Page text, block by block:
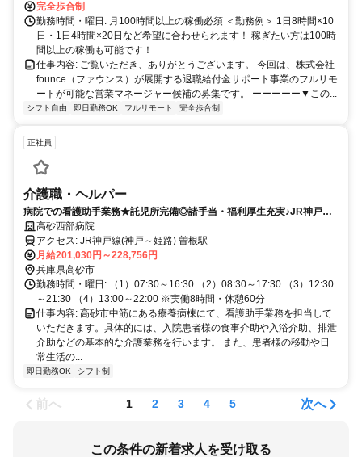
完全歩合制
勤務時間・曜日: 月100時間以上の稼働必須 ＜勤務例＞ 1日8時間×10
日・1日4時間×20日など希望に合わせられます！ 稼ぎたい方は100時
間以上の稼働も可能です！
仕事内容: ご覧いただき、ありがとうございます。 今回は、株式会社
founce（ファウンス）が展開する退職給付金サポート事業のフルリモ
ートが可能な営業マネージャー候補の募集です。 ーーーーー▼この...
シフト自由 即日勤務OK フルリモート 完全歩合制
正社員
介護職・ヘルパー
病院での看護助手業務★託児所完備◎諸手当・福利厚生充実♪JR神戸線
「曽根駅」より徒歩7分！マイカー通勤OKで通勤ラクラク◎
高砂西部病院
アクセス: JR神戸線(神戸～姫路) 曽根駅
月給201,030円～228,756円
兵庫県高砂市
勤務時間・曜日: （1）07:30～16:30 （2）08:30～17:30 （3）12:30
～21:30 （4）13:00～22:00 ※実働8時間・休憩60分
仕事内容: 高砂市中筋にある療養病棟にて、看護助手業務を担当して
いただきます。具体的には、入院患者様の食事介助や入浴介助、排泄
介助などの基本的な介護業務を行います。 また、患者様の移動や日
常生活の...
即日勤務OK シフト制
前へ 1 2 3 4 5 次へ
この条件の新着求人を受け取る